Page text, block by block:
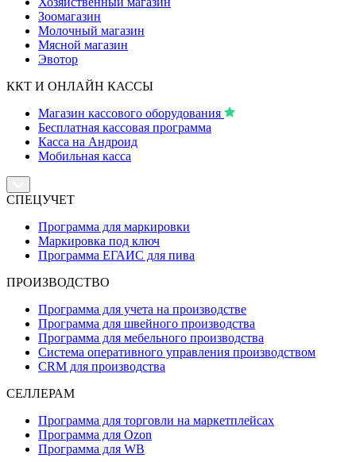
Зоомагазин
Молочный магазин
Мясной магазин
Эвотор
ККТ И ОНЛАЙН КАССЫ
Магазин кассового оборудования
Бесплатная кассовая программа
Касса на Андроид
Мобильная касса
СПЕЦУЧЕТ
Программа для маркировки
Маркировка под ключ
Программа ЕГАИС для пива
ПРОИЗВОДСТВО
Программа для учета на производстве
Программа для швейного производства
Программа для мебельного производства
Система оперативного управления производством
CRM для производства
СЕЛЛЕРАМ
Программа для торговли на маркетплейсах
Программа для Ozon
Программа для WB